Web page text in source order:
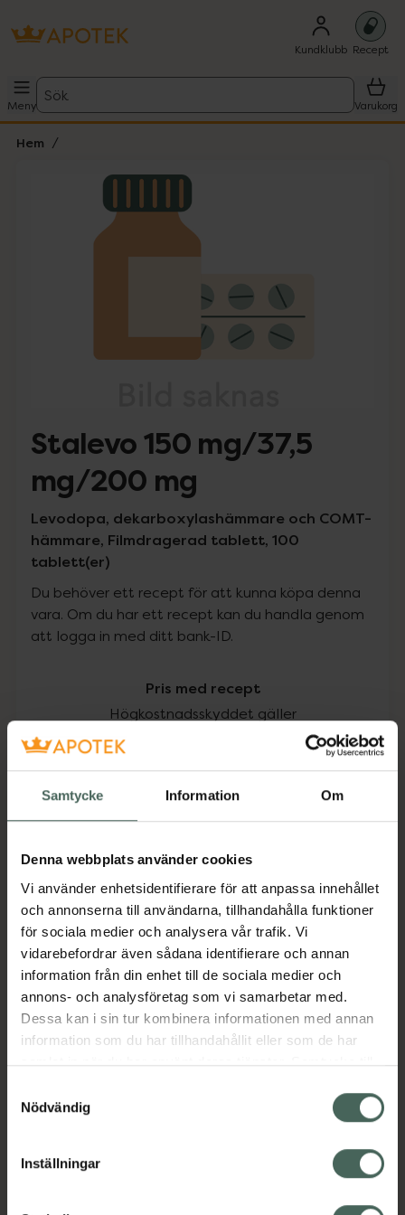
Samtycke Information Om
Denna webbplats använder cookies
Vi använder enhetsidentifierare för att anpassa innehållet
och annonserna till användarna, tillhandahålla funktioner
för sociala medier och analysera vår trafik. Vi
vidarebefordrar även sådana identifierare och annan
information från din enhet till de sociala medier och
annons- och analysföretag som vi samarbetar med.
Dessa kan i sin tur kombinera informationen med annan
information som du har tillhandahållit eller som de har
samlat in när du har använt deras tjänster. Samtycke till
återkalla ditt samtycke via webbplatsens
cookieinställningar. Ett återkallat samtycke påverkar inte
lagligheten av behandling som skett innan återkallelsen.
Nödvändig
Inställningar
Kundklubb Recept
Meny
Sök
Varukorg
Hem
Lista: . Innehåller 1 objekt.
Stalevo 150 mg/37,5
mg/200 mg
Levodopa, dekarboxylashämmare och COMT-
hämmare, Filmdragerad tablett, 100
tablett(er)
Du behöver ett recept för att kunna köpa denna
vara. Om du har ett recept kan du handla genom
att logga in med ditt bank-ID.
Pris med recept
Högkostnadsskyddet gäller
365,65 kr
I apotek:365,65 kr
Aktuella erbjudanden
Beskrivning Dölj
EAN:07046261063869
Kronans Apotek finns här för dig. Du hittar oss från Skåne i